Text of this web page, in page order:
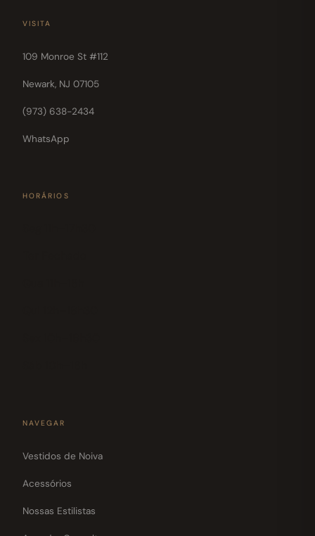
VISITA
109 Monroe St #112
Newark, NJ 07105
(973) 638-2434
WhatsApp
HORÁRIOS
NAVEGAR
Vestidos de Noiva
Acessórios
Nossas Estilistas